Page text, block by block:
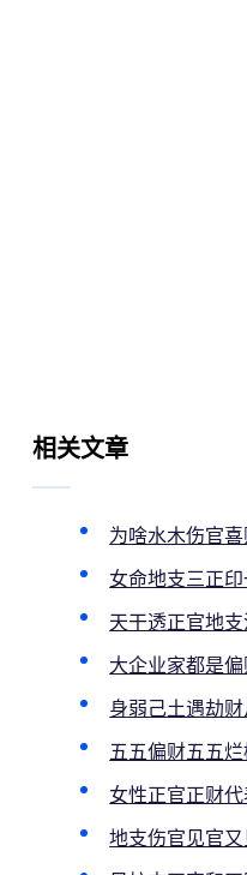
相关文章
为啥水木伤官喜
女命地支三正
天干透正官地
大企业家都是
身弱己土遇劫财
五五偏财五五
女性正官正财
地支伤官见官